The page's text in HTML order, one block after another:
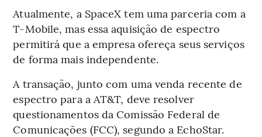
Atualmente, a SpaceX tem uma parceria com a
T-Mobile, mas essa aquisição de espectro
permitirá que a empresa ofereça seus serviços
de forma mais independente.
A transação, junto com uma venda recente de
espectro para a AT&T, deve resolver
questionamentos da Comissão Federal de
Comunicações (FCC), segundo a EchoStar.